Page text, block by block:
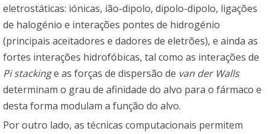
eletrostáticas: iónicas, ião-dipolo, dipolo-dipolo, ligações
de halogénio e interações pontes de hidrogénio
(principais aceitadores e dadores de eletrões), e ainda as
fortes interações hidrofóbicas, tal como as interações de
Pi stackinge as forças de dispersão de van der Walls
determinam o grau de afinidade do alvo para o fármaco e
desta forma modulam a função do alvo.
Por outro lado, as técnicas computacionais permitem